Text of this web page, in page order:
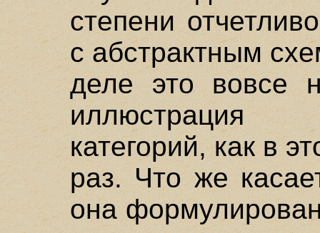
степени
с абстрактным
деле это вовсе
иллюстрация
категорий, как в
раз. Что же
она